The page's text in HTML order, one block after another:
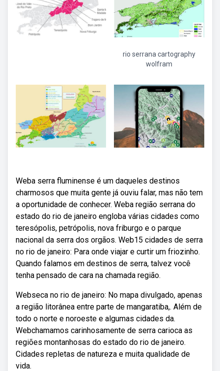
rio serrana cartography
wolfram
Weba serra fluminense é um daqueles destinos
charmosos que muita gente já ouviu falar, mas não tem
a oportunidade de conhecer. Weba região serrana do
estado do rio de janeiro engloba várias cidades como
teresópolis, petrópolis, nova friburgo e o parque
nacional da serra dos orgãos. Web15 cidades de serra
no rio de janeiro: Para onde viajar e curtir um friozinho.
Quando falamos em destinos de serra, talvez você
tenha pensado de cara na chamada região.
Webseca no rio de janeiro: No mapa divulgado, apenas
a região litorânea entre parte de mangaratiba,. Além de
todo o norte e noroeste e algumas cidades da.
Webchamamos carinhosamente de serra carioca as
regiões montanhosas do estado do rio de janeiro.
Cidades repletas de natureza e muita qualidade de
vida.